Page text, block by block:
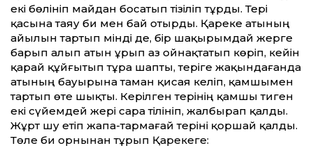
екі бөлініп майдан босатып тізіліп тұрды. Тері
қасына таяу би мен бай отырды. Қареке атының
айылын тартып мінді де, бір шақырымдай жерге
барып алып атын ұрып аз ойнақтатып көріп, кейін
қарай құйғытып тұра шапты, теріге жақындағанда
атының бауырына таман қисая келіп, қамшымен
тартып өте шықты. Керілген терінің қамшы тиген
екі сүйемдей жері сара тілініп, жалбырап қалды.
Жұрт шу етіп жапа-тармағай теріні қоршай қалды.
Төле би орнынан тұрып Қарекеге: